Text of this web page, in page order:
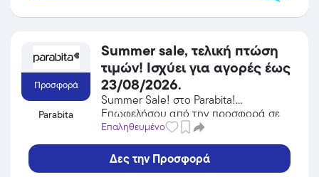
Προσφορά
Parabita
Summer sale, τελική πτώση
τιμών! Ισχύει για αγορές έως
23/08/2026.
Summer Sale! στο Parabita!
Επωφελήσου από την προσφορά σε
Αξεσουάρ του Parabita και κέρδισε
Επαληθευμένο
Δες την Προσφορά